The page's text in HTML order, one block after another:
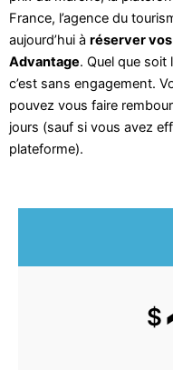
France, l’agence du
aujourd’hui à réserver
Advantage. Quel que soit
c’est sans engagement.
pouvez vous faire
jours (sauf si vous avez
plateforme).
$